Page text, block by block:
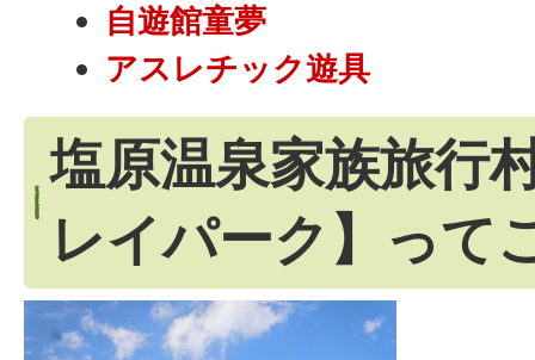
自遊館童夢
アスレチック遊具
塩原温泉家族旅行
レイパーク】って